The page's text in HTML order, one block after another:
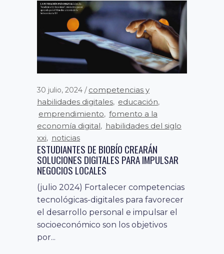
30 julio, 2024
competencias y
habilidades digitales, educación,
emprendimiento, fomento a la
economía digital, habilidades del siglo
xxi, noticias
ESTUDIANTES DE BIOBÍO CREARÁN
SOLUCIONES DIGITALES PARA IMPULSAR
NEGOCIOS LOCALES
(julio 2024) Fortalecer competencias
tecnológicas-digitales para favorecer
el desarrollo personal e impulsar el
socioeconómico son los objetivos
por...